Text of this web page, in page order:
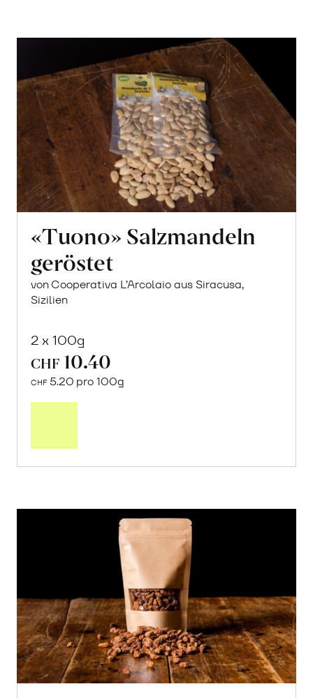
«Tuono» Salzmandeln
geröstet
von Cooperativa L’Arcolaio aus Siracusa,
Sizilien
2 x 100g
CHF 10.40
CHF 5.20 pro 100g